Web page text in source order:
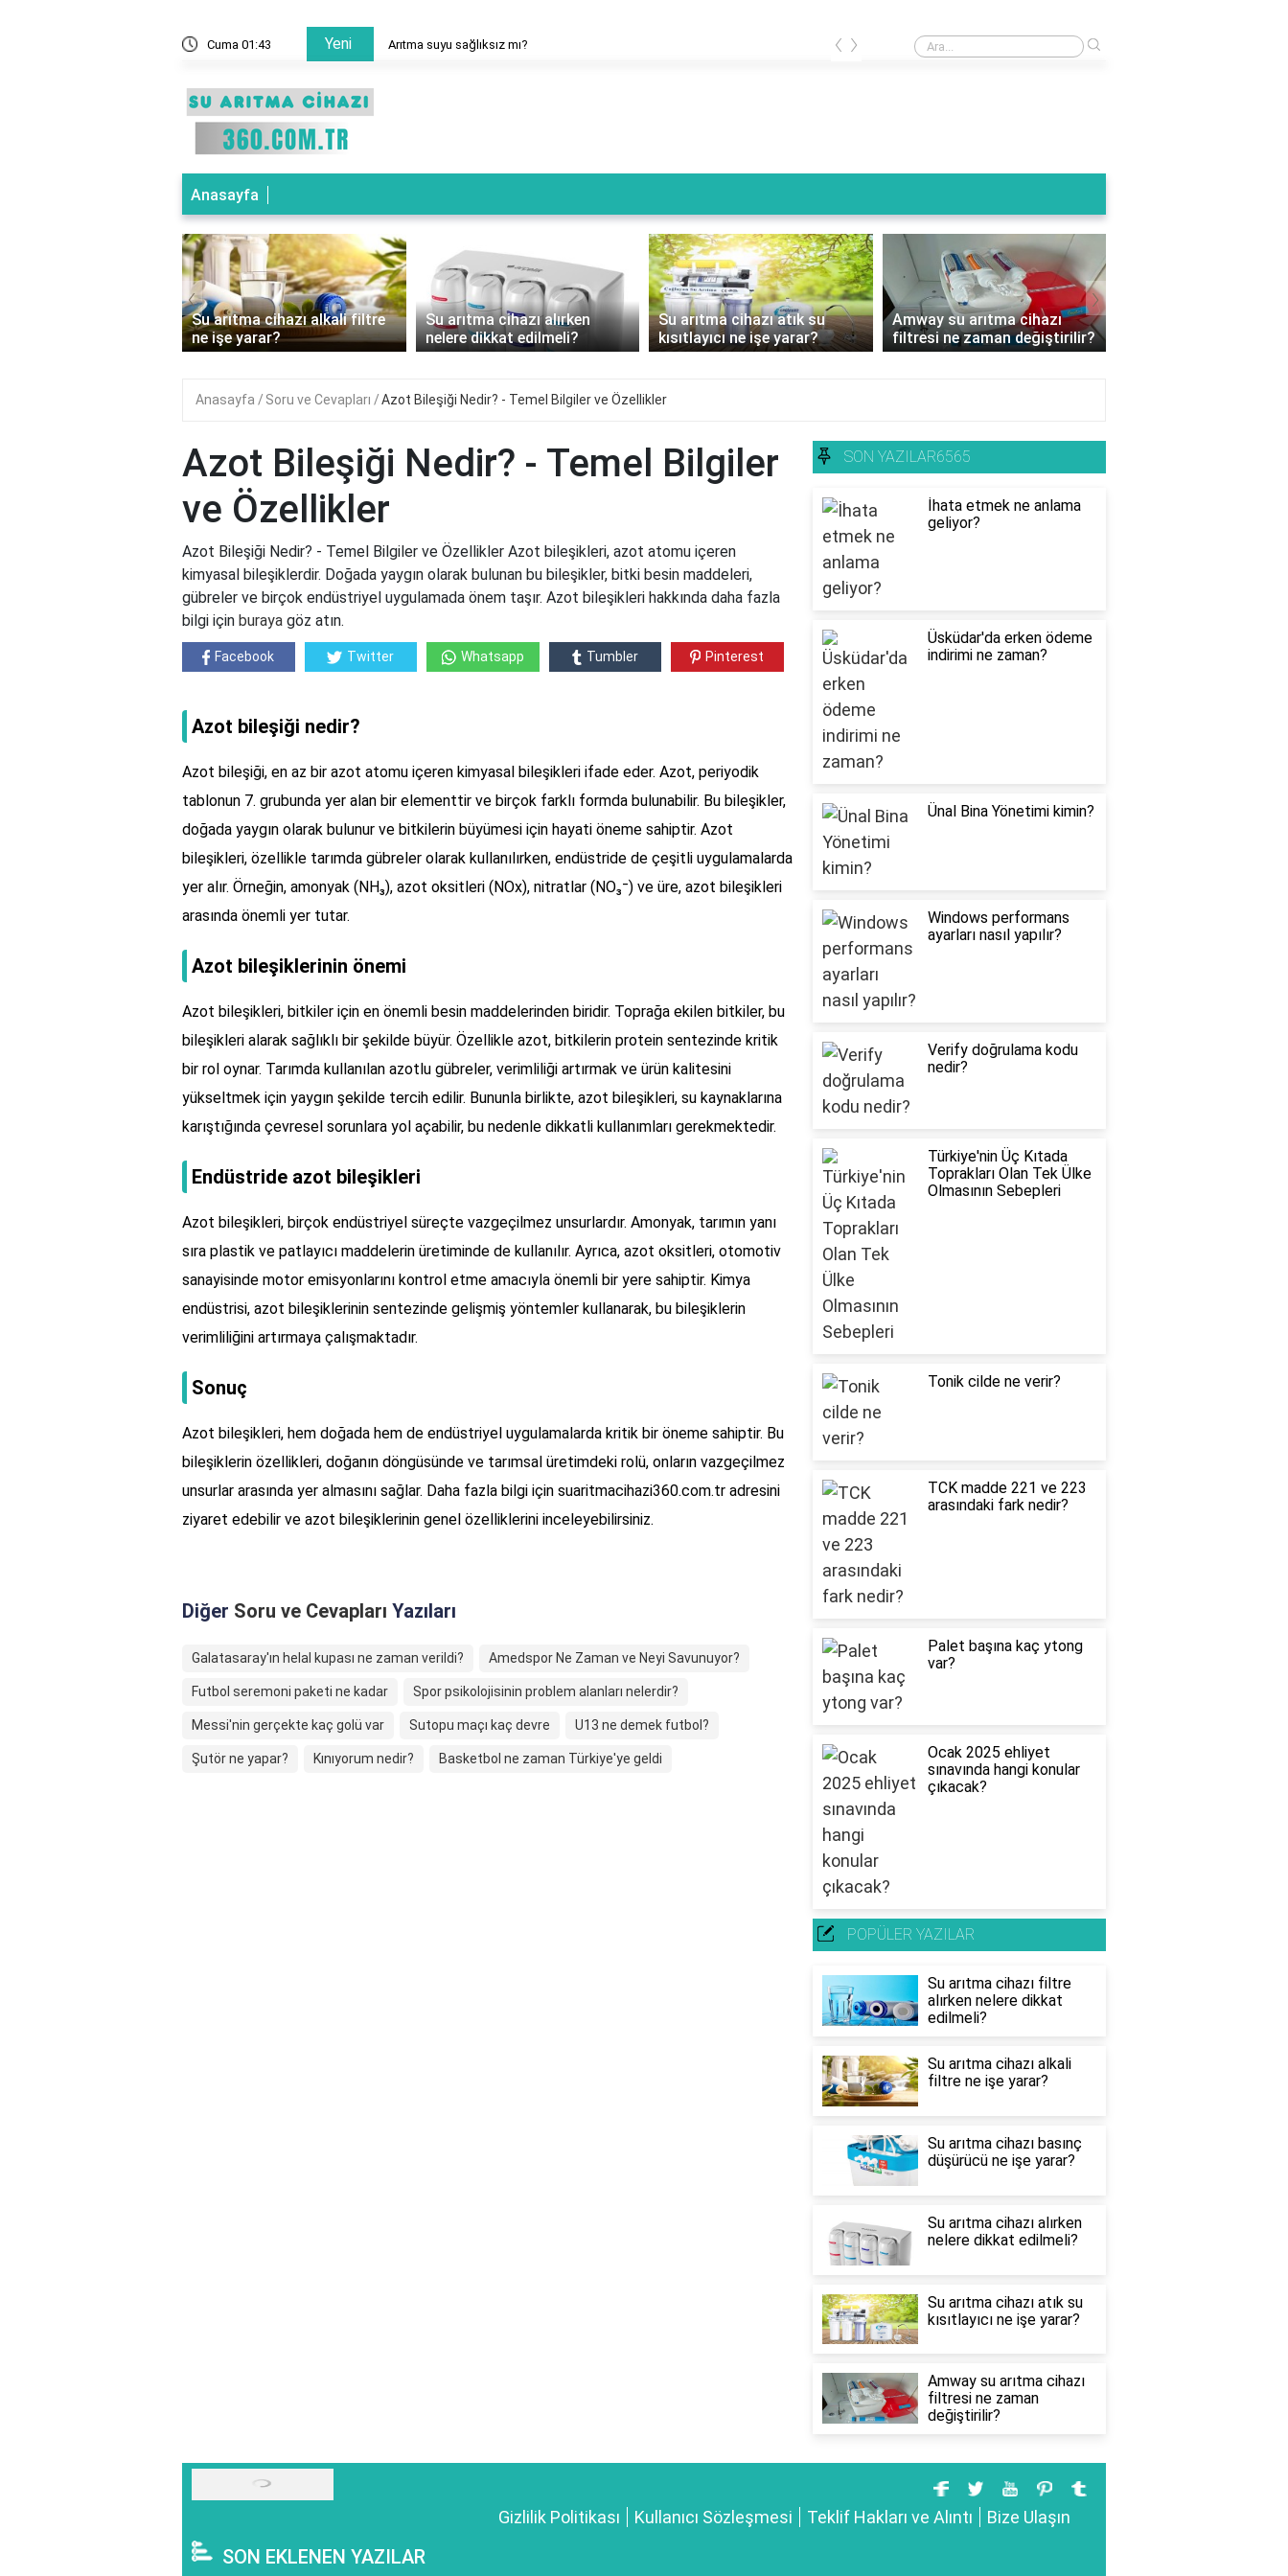
Cuma 01:43 Yeni Arıtma suyu sağlıksız mı? Arıtma cihazının atık suyu kullanılır mı?
‹ ›
Anasayfa
Su arıtma cihazı alkali filtre
ne işe yarar?
Su arıtma cihazı alırken
nelere dikkat edilmeli?
Su arıtma cihazı atık su
kısıtlayıcı ne işe yarar?
Amway su arıtma cihazı
filtresi ne zaman değiştirilir?
‹ ›
Anasayfa Soru ve Cevapları Azot Bileşiği Nedir? - Temel Bilgiler ve Özellikler
Azot Bileşiği Nedir? - Temel Bilgiler
ve Özellikler
Azot Bileşiği Nedir? - Temel Bilgiler ve Özellikler Azot bileşikleri, azot atomu içeren
kimyasal bileşiklerdir. Doğada yaygın olarak bulunan bu bileşikler, bitki besin maddeleri,
gübreler ve birçok endüstriyel uygulamada önem taşır. Azot bileşikleri hakkında daha fazla
bilgi için buraya göz atın.
Facebook Twitter Whatsapp Tumbler Pinterest
Azot bileşiği nedir?
Azot bileşiği, en az bir azot atomu içeren kimyasal bileşikleri ifade eder. Azot, periyodik
tablonun 7. grubunda yer alan bir elementtir ve birçok farklı formda bulunabilir. Bu bileşikler,
doğada yaygın olarak bulunur ve bitkilerin büyümesi için hayati öneme sahiptir. Azot
bileşikleri, özellikle tarımda gübreler olarak kullanılırken, endüstride de çeşitli uygulamalarda
yer alır. Örneğin, amonyak (NH₃), azot oksitleri (NOx), nitratlar (NO₃⁻) ve üre, azot bileşikleri
arasında önemli yer tutar.
Azot bileşiklerinin önemi
Azot bileşikleri, bitkiler için en önemli besin maddelerinden biridir. Toprağa ekilen bitkiler, bu
bileşikleri alarak sağlıklı bir şekilde büyür. Özellikle azot, bitkilerin protein sentezinde kritik
bir rol oynar. Tarımda kullanılan azotlu gübreler, verimliliği artırmak ve ürün kalitesini
yükseltmek için yaygın şekilde tercih edilir. Bununla birlikte, azot bileşikleri, su kaynaklarına
karıştığında çevresel sorunlara yol açabilir, bu nedenle dikkatli kullanımları gerekmektedir.
Endüstride azot bileşikleri
Azot bileşikleri, birçok endüstriyel süreçte vazgeçilmez unsurlardır. Amonyak, tarımın yanı
sıra plastik ve patlayıcı maddelerin üretiminde de kullanılır. Ayrıca, azot oksitleri, otomotiv
sanayisinde motor emisyonlarını kontrol etme amacıyla önemli bir yere sahiptir. Kimya
endüstrisi, azot bileşiklerinin sentezinde gelişmiş yöntemler kullanarak, bu bileşiklerin
verimliliğini artırmaya çalışmaktadır.
Sonuç
Azot bileşikleri, hem doğada hem de endüstriyel uygulamalarda kritik bir öneme sahiptir. Bu
bileşiklerin özellikleri, doğanın döngüsünde ve tarımsal üretimdeki rolü, onların vazgeçilmez
unsurlar arasında yer almasını sağlar. Daha fazla bilgi için suaritmacihazi360.com.tr adresini
ziyaret edebilir ve azot bileşiklerinin genel özelliklerini inceleyebilirsiniz.
Diğer Soru ve Cevapları Yazıları
Galatasaray'ın helal kupası ne zaman verildi? Amedspor Ne Zaman ve Neyi Savunuyor?
Futbol seremoni paketi ne kadar Spor psikolojisinin problem alanları nelerdir?
Messi'nin gerçekte kaç golü var Sutopu maçı kaç devre U13 ne demek futbol?
Şutör ne yapar? Kınıyorum nedir? Basketbol ne zaman Türkiye'ye geldi
SON YAZILAR6565
İhata etmek ne anlama
geliyor?
Üsküdar'da erken ödeme
indirimi ne zaman?
Ünal Bina Yönetimi kimin?
Windows performans
ayarları nasıl yapılır?
Verify doğrulama kodu
nedir?
Türkiye'nin Üç Kıtada
Toprakları Olan Tek Ülke
Olmasının Sebepleri
Tonik cilde ne verir?
TCK madde 221 ve 223
arasındaki fark nedir?
Palet başına kaç ytong
var?
Ocak 2025 ehliyet
sınavında hangi konular
çıkacak?
POPÜLER YAZILAR
Su arıtma cihazı filtre
alırken nelere dikkat
edilmeli?
Su arıtma cihazı alkali
filtre ne işe yarar?
Su arıtma cihazı basınç
düşürücü ne işe yarar?
Su arıtma cihazı alırken
nelere dikkat edilmeli?
Su arıtma cihazı atık su
kısıtlayıcı ne işe yarar?
Amway su arıtma cihazı
filtresi ne zaman
değiştirilir?
Gizlilik Politikası Kullanıcı Sözleşmesi Teklif Hakları ve Alıntı Bize Ulaşın
SON EKLENEN YAZILAR